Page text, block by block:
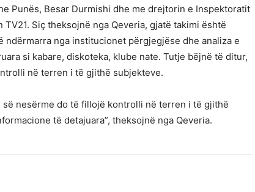
Punës, Besar Durmishi dhe me drejtorin e Inspektoratit
Siç theksojnë nga Qeveria, gjatë takimi është
nga institucionet përgjegjëse dhe analiza e
si kabare, diskoteka, klube nate. Tutje bëjnë të ditur,
në terren i të gjithë subjekteve.
nesërme do të fillojë kontrolli në terren i të gjithë
të detajuara”, theksojnë nga Qeveria.